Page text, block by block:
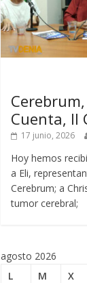
Cuenta, II
17 junio, 2026
Hoy hemos
a Eli,
Cerebrum; a
tumor cerebral;
agosto 2026
L
M X